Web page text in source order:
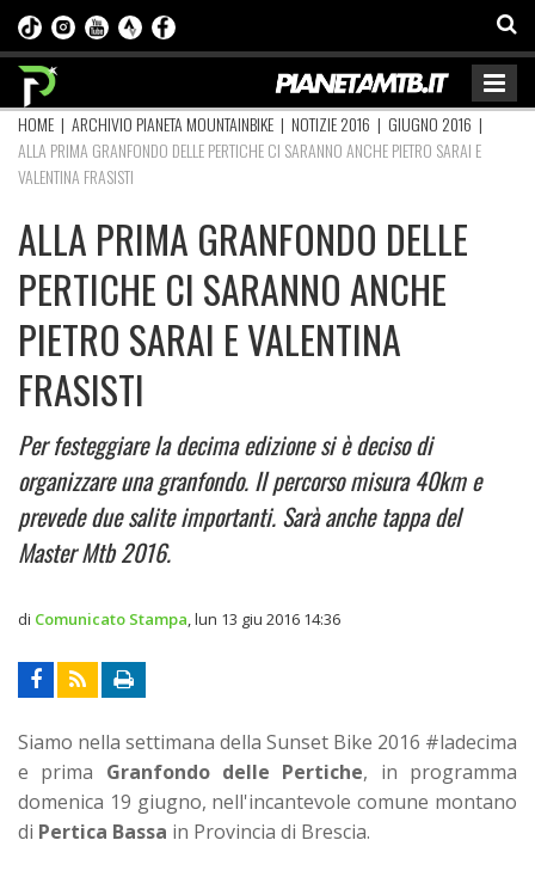
HOME | ARCHIVIO PIANETA MOUNTAINBIKE | NOTIZIE 2016 | GIUGNO 2016 |
ALLA PRIMA GRANFONDO DELLE PERTICHE CI SARANNO ANCHE PIETRO SARAI E
VALENTINA FRASISTI
ALLA PRIMA GRANFONDO DELLE
PERTICHE CI SARANNO ANCHE
PIETRO SARAI E VALENTINA
FRASISTI
Per festeggiare la decima edizione si è deciso di
organizzare una granfondo. Il percorso misura 40km e
prevede due salite importanti. Sarà anche tappa del
Master Mtb 2016.
di Comunicato Stampa lun 13 giu 2016 14:36
Siamo nella settimana della Sunset Bike 2016 #ladecima
e prima Granfondo delle Pertiche, in programma
domenica 19 giugno, nell'incantevole comune montano
di Pertica Bassa in Provincia di Brescia.